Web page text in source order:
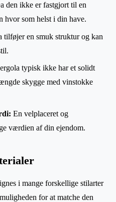
den ikke er fastgjort til en
hvor som helst i din have.
tilføjer en smuk struktur og kan
typisk ikke har et solidt
skygge med vinstokke
En velplaceret og
værdien af din ejendom.
i mange forskellige stilarter
for at matche den